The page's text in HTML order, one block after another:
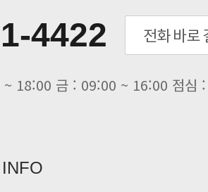
[전자신문] 테라텍과 함께 최적의
[전자신문] AI 인프라 써보고 결정..
[전자신문] 공영삼 테라텍 대표 “단..
[전자신문] 당신의 AI GPU, 지..
4422